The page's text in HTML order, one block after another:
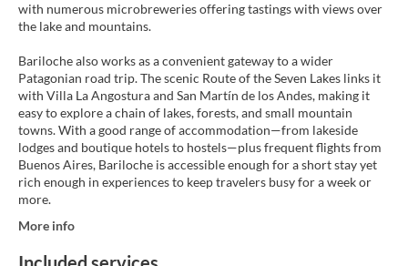
with numerous microbreweries offering tastings with views over
the lake and mountains.
Bariloche also works as a convenient gateway to a wider
Patagonian road trip. The scenic Route of the Seven Lakes links it
with Villa La Angostura and San Martín de los Andes, making it
easy to explore a chain of lakes, forests, and small mountain
towns. With a good range of accommodation—from lakeside
lodges and boutique hotels to hostels—plus frequent flights from
Buenos Aires, Bariloche is accessible enough for a short stay yet
rich enough in experiences to keep travelers busy for a week or
more.
More info